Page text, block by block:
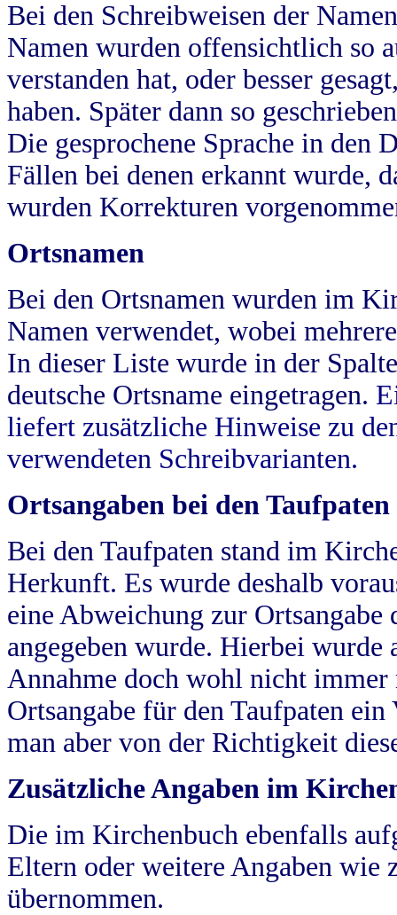
Bei den Schreibweisen der
Namen wurden offensichtlich so
verstanden hat, oder besser
haben. Später dann so
Die gesprochene Sprache in
Fällen bei denen erkannt wurde,
wurden Korrekturen
Ortsnamen
Bei den Ortsnamen wurden im
Namen verwendet, wobei
In dieser Liste wurde in der
deutsche Ortsname eingetragen.
liefert zusätzliche Hinweise zu
verwendeten Schreibvarianten.
Ortsangaben bei den Taufpaten
Bei den Taufpaten stand im
Herkunft. Es wurde deshalb
eine Abweichung zur
angegeben wurde. Hierbei wurde
Annahme doch wohl nicht
Ortsangabe für den Taufpaten
man aber von der Richtigkeit
Zusätzliche Angaben im
Die im Kirchenbuch ebenfalls
Eltern oder weitere Angaben wie
übernommen.